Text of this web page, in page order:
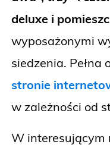
deluxe i
wyposażonymi
siedzenia. Pełna
stronie
w zależności od
W interesującym